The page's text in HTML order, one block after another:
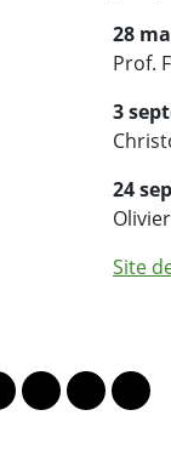
28
Prof.
3
24
Site
profil Mastodon
le profil Bluesky
vers le profil
Lien vers le
Lien vers